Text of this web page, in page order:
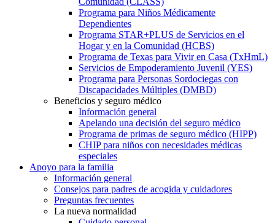
Programa para Niños Médicamente
Dependientes
Programa STAR+PLUS de Servicios en el
Hogar y en la Comunidad (HCBS)
Programa de Texas para Vivir en Casa (TxHmL)
Servicios de Empoderamiento Juvenil (YES)
Programa para Personas Sordociegas con
Discapacidades Múltiples (DMBD)
Beneficios y seguro médico
Información general
Apelando una decisión del seguro médico
Programa de primas de seguro médico (HIPP)
CHIP para niños con necesidades médicas
especiales
Apoyo para la familia
Información general
Consejos para padres de acogida y cuidadores
Preguntas frecuentes
La nueva normalidad